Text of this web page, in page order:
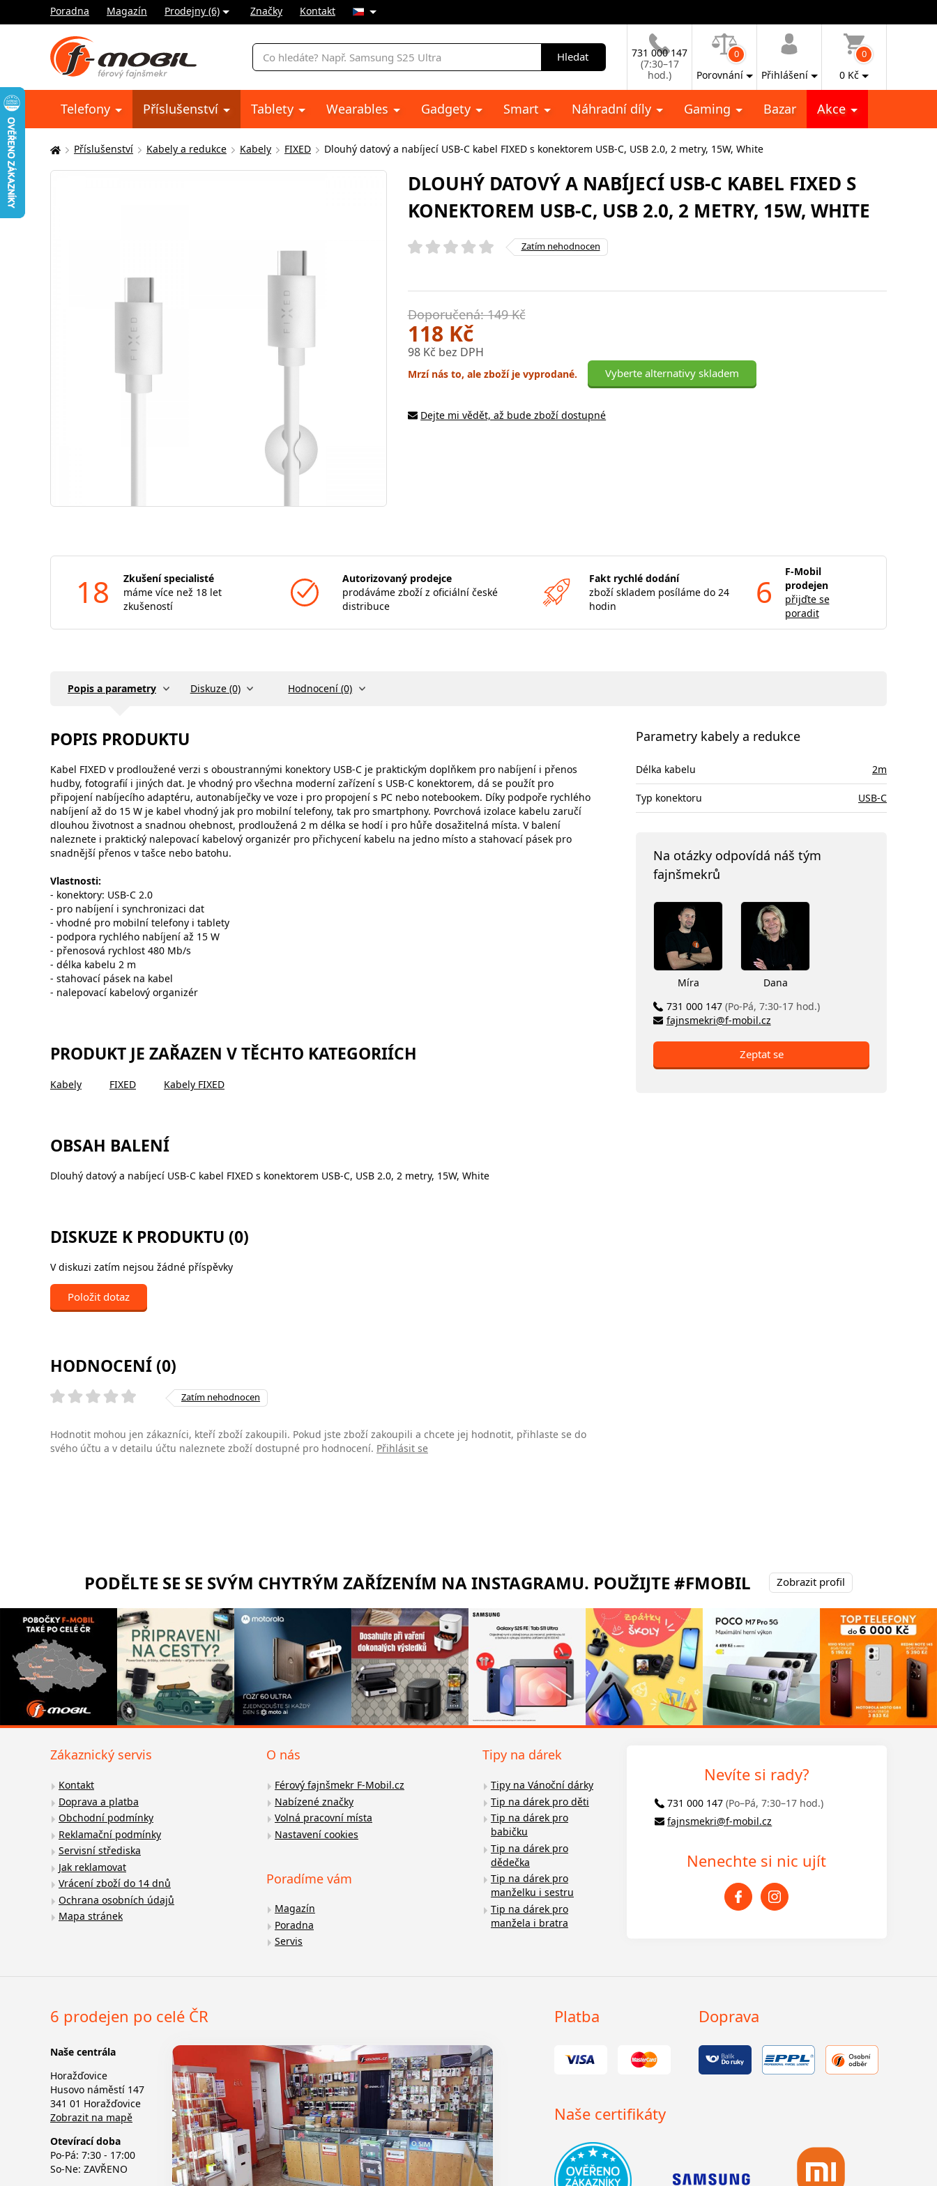
Poradna Magazín Prodejny (6) Značky Kontakt
Vyhledávání
Hledat
731 000 147
(7:30–17
hod.)
0
Porovnání Přihlášení
0
0 Kč
Telefony Příslušenství Tablety Wearables Gadgety Smart Náhradní díly Gaming Bazar Akce
Zde
se
Příslušenství Kabely a redukce Kabely FIXED Dlouhý datový a nabíjecí USB-C kabel FIXED s konektorem USB-C, USB 2.0, 2 metry, 15W, White
DLOUHÝ DATOVÝ A NABÍJECÍ USB-C KABEL FIXED S
KONEKTOREM USB-C, USB 2.0, 2 METRY, 15W, WHITE
Zatím nehodnocen
Doporučená: 149 Kč
118 Kč
98 Kč bez DPH
Mrzí nás to, ale zboží je vyprodané. Vyberte alternativy skladem
Dejte mi vědět, až bude zboží dostupné
18
Zkušení specialisté
máme více než 18 let
zkušeností
Autorizovaný prodejce
prodáváme zboží z oficiální české
distribuce
Fakt rychlé dodání
zboží skladem posíláme do 24
hodin
6
F-Mobil
prodejen
přijďte se
poradit
Popis a parametry Diskuze (0) Hodnocení (0)
POPIS PRODUKTU
Kabel FIXED v prodloužené verzi s oboustrannými konektory USB-C je praktickým doplňkem pro nabíjení i přenos
hudby, fotografií i jiných dat. Je vhodný pro všechna moderní zařízení s USB-C konektorem, dá se použít pro
připojení nabíjecího adaptéru, autonabíječky ve voze i pro propojení s PC nebo notebookem. Díky podpoře rychlého
nabíjení až do 15 W je kabel vhodný jak pro mobilní telefony, tak pro smartphony. Povrchová izolace kabelu zaručí
dlouhou životnost a snadnou ohebnost, prodloužená 2 m délka se hodí i pro hůře dosažitelná místa. V balení
naleznete i praktický nalepovací kabelový organizér pro přichycení kabelu na jedno místo a stahovací pásek pro
snadnější přenos v tašce nebo batohu.
Vlastnosti:
- konektory: USB-C 2.0
- pro nabíjení i synchronizaci dat
- vhodné pro mobilní telefony i tablety
- podpora rychlého nabíjení až 15 W
- přenosová rychlost 480 Mb/s
- délka kabelu 2 m
- stahovací pásek na kabel
- nalepovací kabelový organizér
PRODUKT JE ZAŘAZEN V TĚCHTO KATEGORIÍCH
Kabely FIXED Kabely FIXED
OBSAH BALENÍ
Dlouhý datový a nabíjecí USB-C kabel FIXED s konektorem USB-C, USB 2.0, 2 metry, 15W, White
DISKUZE K PRODUKTU (0)
V diskuzi zatím nejsou žádné příspěvky
Položit dotaz
HODNOCENÍ (0)
Zatím nehodnocen
Hodnotit mohou jen zákazníci, kteří zboží zakoupili. Pokud jste zboží zakoupili a chcete jej hodnotit, přihlaste se do
svého účtu a v detailu účtu naleznete zboží dostupné pro hodnocení. Přihlásit se
Parametry kabely a redukce
Délka kabelu 2m
Typ konektoru USB-C
Na otázky odpovídá náš tým
fajnšmekrů
Míra
Dana
731 000 147 (Po-Pá, 7:30-17 hod.)
fajnsmekri@f-mobil.cz
Zeptat se
PODĚLTE SE SE SVÝM CHYTRÝM ZAŘÍZENÍM NA INSTAGRAMU. POUŽIJTE #FMOBIL Zobrazit profil
Zákaznický servis
Kontakt
Doprava a platba
Obchodní podmínky
Reklamační podmínky
Servisní střediska
Jak reklamovat
Vrácení zboží do 14 dnů
Ochrana osobních údajů
Mapa stránek
O nás
Férový fajnšmekr F-Mobil.cz
Nabízené značky
Volná pracovní místa
Nastavení cookies
Poradíme vám
Magazín
Poradna
Servis
Tipy na dárek
Tipy na Vánoční dárky
Tip na dárek pro děti
Tip na dárek pro
babičku
Tip na dárek pro
dědečka
Tip na dárek pro
manželku i sestru
Tip na dárek pro
manžela i bratra
Nevíte si rady?
731 000 147 (Po–Pá, 7:30–17 hod.)
fajnsmekri@f-mobil.cz
Nenechte si nic ujít
6 prodejen po celé ČR
Naše centrála
Horažďovice
Husovo náměstí 147
341 01 Horažďovice
Zobrazit na mapě
Otevírací doba
Po-Pá: 7:30 - 17:00
So-Ne: ZAVŘENO
Platba Doprava
Naše certifikáty